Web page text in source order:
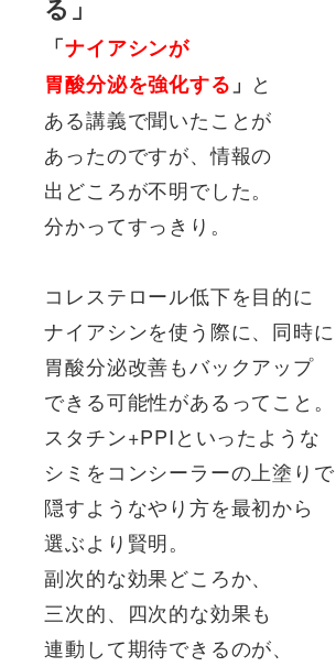
る」
「ナイアシンが
胃酸分泌を強化する」 と
ある講義で聞いたことが
あったのですが、情報の
出どころが不明でした。
分かってすっきり。
コレステロール低下を目的に
ナイアシンを使う際に、同時に
胃酸分泌改善もバックアップ
できる可能性があるってこと。
スタチン+PPIといったような
シミをコンシーラーの上塗りで
隠すようなやり方を最初から
選ぶより賢明。
副次的な効果どころか、
三次的、四次的な効果も
連動して期待できるのが、